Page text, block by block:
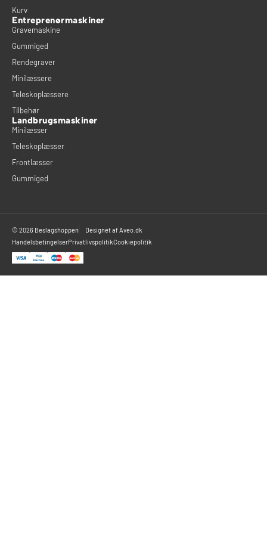
Kurv
Entreprenørmaskiner
Gravemaskine
Gummiged
Rendegraver
Minilæssere
Teleskoplæssere
Tilbehør
Landbrugsmaskiner
Minilæsser
Teleskoplæsser
Frontlæsser
Gummiged
© 2026 Beslagshoppen Designet afAveo.dk
HandelsbetingelserPrivatlivspolitikCookiepolitik